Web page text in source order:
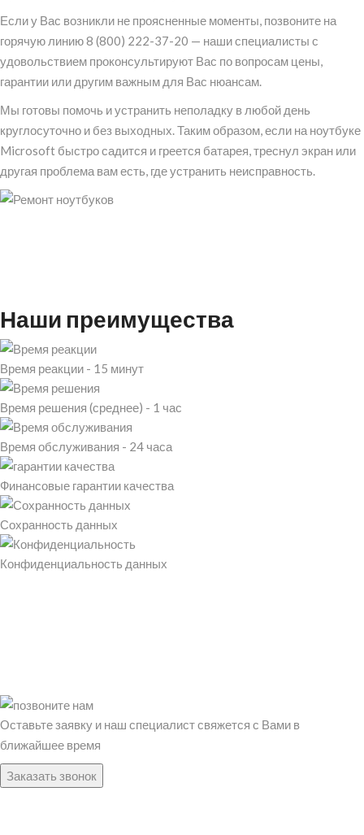
Если у Вас возникли не проясненные моменты, позвоните на
горячую линию 8 (800) 222-37-20 — наши специалисты с
удовольствием проконсультируют Вас по вопросам цены,
гарантии или другим важным для Вас нюансам.
Мы готовы помочь и устранить неполадку в любой день
круглосуточно и без выходных. Таким образом, если на ноутбуке
Microsoft быстро садится и греется батарея, треснул экран или
другая проблема вам есть, где устранить неисправность.
Наши преимущества
Время реакции - 15 минут
Время решения (среднее) - 1 час
Время обслуживания - 24 часа
Финансовые гарантии качества
Сохранность данных
Конфиденциальность данных
Оставьте заявку и наш специалист свяжется с Вами в
ближайшее время
Заказать звонок